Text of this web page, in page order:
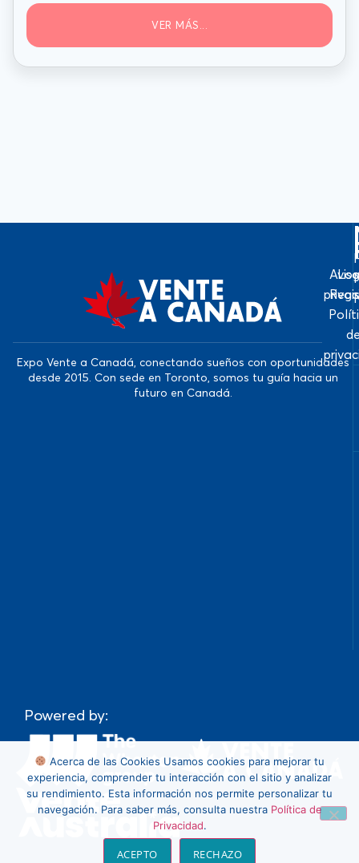
VER MÁS...
Expo Vente a Canadá, conectando sueños con oportunidades
desde 2015. Con sede en Toronto, somos tu guía hacia un
futuro en Canadá.
Powered by:
Acerca de las Cookies Usamos cookies para mejorar tu
experiencia, comprender tu interacción con el sitio y analizar
su rendimiento. Esta información nos permite personalizar tu
navegación. Para saber más, consulta nuestra Política de
Privacidad.
ACEPTO RECHAZO